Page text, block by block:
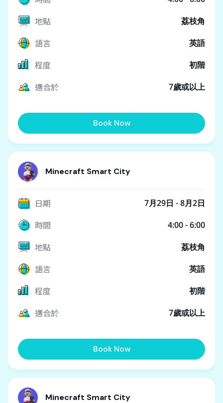
地點 荔枝角
語言 英語
程度 初階
適合於 7歲或以上
Book Now
Minecraft Smart City
日期 7月29日 - 8月2日
時間 4:00 - 6:00
地點 荔枝角
語言 英語
程度 初階
適合於 7歲或以上
Book Now
Minecraft Smart City